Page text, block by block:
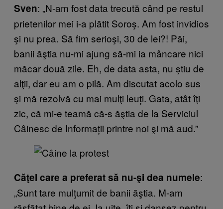
Sven: „N-am fost data trecută când pe restul
prietenilor mei i-a plătit Soroş. Am fost invidios
şi nu prea. Să fim serioşi, 30 de lei?! Păi,
banii ăştia nu-mi ajung să-mi ia mâncare nici
măcar două zile. Eh, de data asta, nu ştiu de
alţii, dar eu am o pilă. Am discutat acolo sus
şi mă rezolvă cu mai mulţi leuți. Gata, atât îţi
zic, că mi-e teamă că-s ăştia de la Serviciul
Câinesc de Informații printre noi şi mă aud.”
Căţel care a preferat să nu-şi dea numele:
„Sunt tare mulţumit de banii ăştia. M-am